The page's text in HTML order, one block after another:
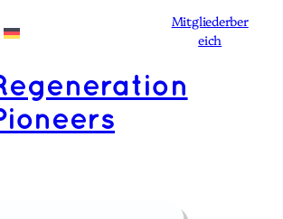
Mitgliederber
eich